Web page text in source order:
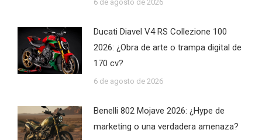
6 de agosto de 2026
Ducati Diavel V4 RS Collezione 100
2026: ¿Obra de arte o trampa digital de
170 cv?
6 de agosto de 2026
Benelli 802 Mojave 2026: ¿Hype de
marketing o una verdadera amenaza?